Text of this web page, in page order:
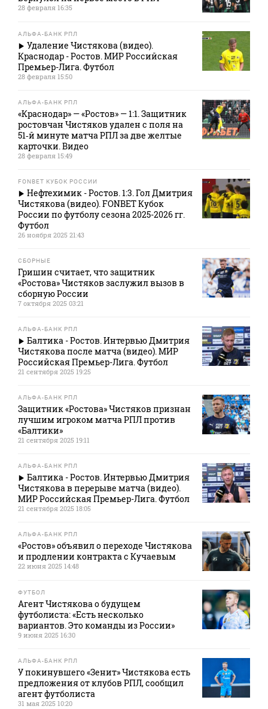
28 февраля 16:35
АЛЬФА-БАНК РПЛ
Удаление Чистякова (видео).
Краснодар - Ростов. МИР Российская
Премьер-Лига. Футбол
28 февраля 15:50
АЛЬФА-БАНК РПЛ
«Краснодар» — «Ростов» — 1:1. Защитник
ростовчан Чистяков удален с поля на
51‑й минуте матча РПЛ за две желтые
карточки. Видео
28 февраля 15:49
FONBET КУБОК РОССИИ
Нефтехимик - Ростов. 1:3. Гол Дмитрия
Чистякова (видео). FONBET Кубок
России по футболу сезона 2025-2026 гг.
Футбол
26 ноября 2025 21:43
СБОРНЫЕ
Гришин считает, что защитник
«Ростова» Чистяков заслужил вызов в
сборную России
7 октября 2025 03:21
АЛЬФА-БАНК РПЛ
Балтика - Ростов. Интервью Дмитрия
Чистякова после матча (видео). МИР
Российская Премьер-Лига. Футбол
21 сентября 2025 19:25
АЛЬФА-БАНК РПЛ
Защитник «Ростова» Чистяков признан
лучшим игроком матча РПЛ против
«Балтики»
21 сентября 2025 19:11
АЛЬФА-БАНК РПЛ
Балтика - Ростов. Интервью Дмитрия
Чистякова в перерыве матча (видео).
МИР Российская Премьер-Лига. Футбол
21 сентября 2025 18:05
АЛЬФА-БАНК РПЛ
«Ростов» объявил о переходе Чистякова
и продлении контракта с Кучаевым
22 июня 2025 14:48
ФУТБОЛ
Агент Чистякова о будущем
футболиста: «Есть несколько
вариантов. Это команды из России»
9 июня 2025 16:30
АЛЬФА-БАНК РПЛ
У покинувшего «Зенит» Чистякова есть
предложения от клубов РПЛ, сообщил
агент футболиста
31 мая 2025 10:20